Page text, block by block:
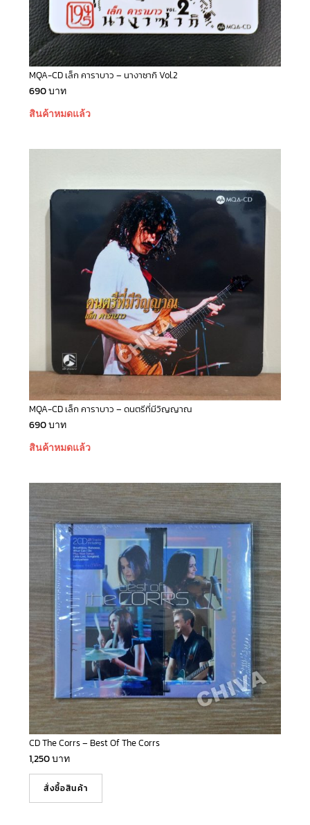
MQA-CD เล็ก คาราบาว – นางาซากิ Vol.2
690บาท
สินค้าหมดแล้ว
MQA-CD เล็ก คาราบาว – ดนตรีที่มีวิญญาณ
690บาท
สินค้าหมดแล้ว
CD The Corrs – Best Of The Corrs
1,250บาท
สั่งซื้อสินค้า